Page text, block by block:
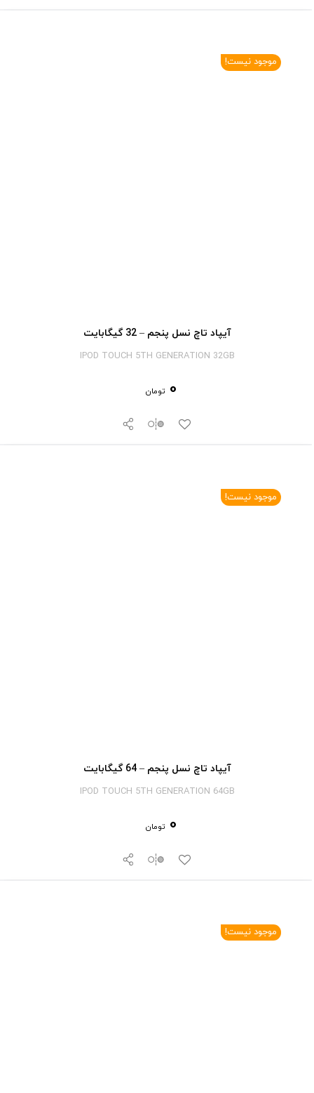
موجود نیست!
آیپاد تاچ نسل پنجم – 32 گیگابایت
IPOD TOUCH 5TH GENERATION 32GB
0 تومان
موجود نیست!
آیپاد تاچ نسل پنجم – 64 گیگابایت
IPOD TOUCH 5TH GENERATION 64GB
0 تومان
موجود نیست!